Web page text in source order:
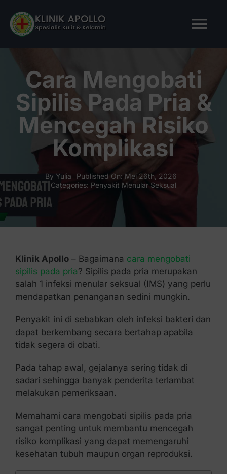
content
TENTANG KAMI
LAYANAN KAMI
ARTIKEL
Tanya Apollo
Cara Mengobati
Sipilis Pada Pria &
Mencegah Risiko
Komplikasi
By Yulia
Published On: Mei 26th, 2026
Categories: Penyakit Menular Seksual
Klinik Apollo– Bagaimana cara mengobati
sipilis pada pria? Sipilis pada pria merupakan
salah 1 infeksi menular seksual (IMS) yang perlu
mendapatkan penanganan sedini mungkin.
Penyakit ini di sebabkan oleh infeksi bakteri dan
dapat berkembang secara bertahap apabila
tidak segera di obati.
Pada tahap awal, gejalanya sering tidak di
sadari sehingga banyak penderita terlambat
melakukan pemeriksaan.
Memahami cara mengobati sipilis pada pria
sangat penting untuk membantu mencegah
risiko komplikasi yang dapat memengaruhi
kesehatan tubuh maupun organ reproduksi.